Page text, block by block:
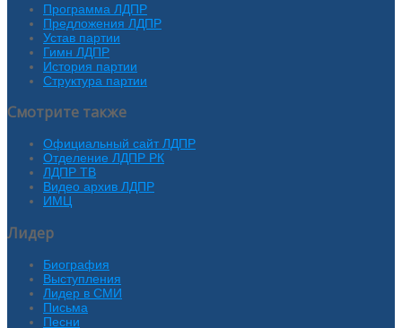
Программа ЛДПР
Предложения ЛДПР
Устав партии
Гимн ЛДПР
История партии
Структура партии
Смотрите также
Официальный сайт ЛДПР
Отделение ЛДПР РК
ЛДПР ТВ
Видео архив ЛДПР
ИМЦ
Лидер
Биография
Выступления
Лидер в СМИ
Письма
Песни